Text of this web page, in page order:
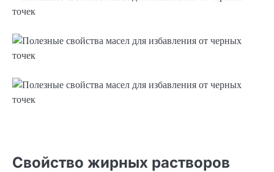
Свойство жирных растворов